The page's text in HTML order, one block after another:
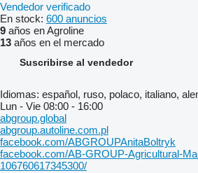
Vendedor verificado
En stock: 600 anuncios
9 años en Agroline
13 años en el mercado
Suscribirse al vendedor
Idiomas: español, ruso, polaco, italiano,
Lun - Vie 08:00 - 16:00
abgroup.global
abgroup.autoline.com.pl
facebook.com/ABGROUPAnitaBoltryk
facebook.com/AB-GROUP-Agricultural-
106760617345300/